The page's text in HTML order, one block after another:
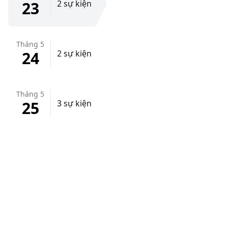
23 2 sự kiện
Tháng 5
24 2 sự kiện
Tháng 5
25 3 sự kiện